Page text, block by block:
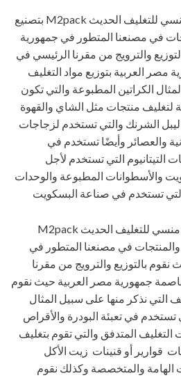
كما تقوم شركة المهندس منسي للتغليف الحديث M2pack بتصنيع
في مصنعنا المتطور في جمهورية
والترويج من مقرنا الرئيسي في
العربية بتوزيع مواد التغليف
الكراتين المطبوعة والتي تكون
منتجات مثل الشاي والقهوة
الشرنك والتي تستخدم لزجاجات
والعصائر وأيضًا تستخدم في
التي تستخدم لأجل
والأسطوانات المطبوعة والوحدات
تستخدم في صناعة البسكويت
كذلك تقوم شركة المهندس منسي للتغليف الحديث M2pack
والمنتجات في مصنعنا المتطور في
بالتوزيع والترويج من مقرنا
جمهورية مصر العربية حيث نقوم
التي نذكر منها على سبيل المثال
تستخدم في تعبئة البودرة والأقراص
التغليف المتدفق والتي تقوم بتغليف
قوارير أو قنينات زيت الأكل
الهامة والمتخصصة وكذلك نقوم